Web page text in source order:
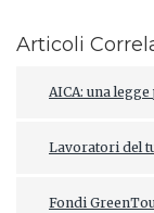
Articoli
AICA: una
Lavoratori del
Fondi